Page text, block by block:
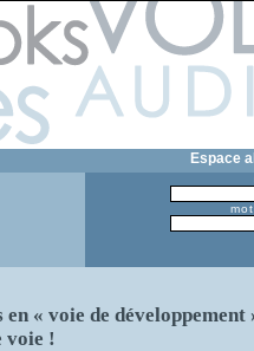
Espace
« voie de développement
voie !